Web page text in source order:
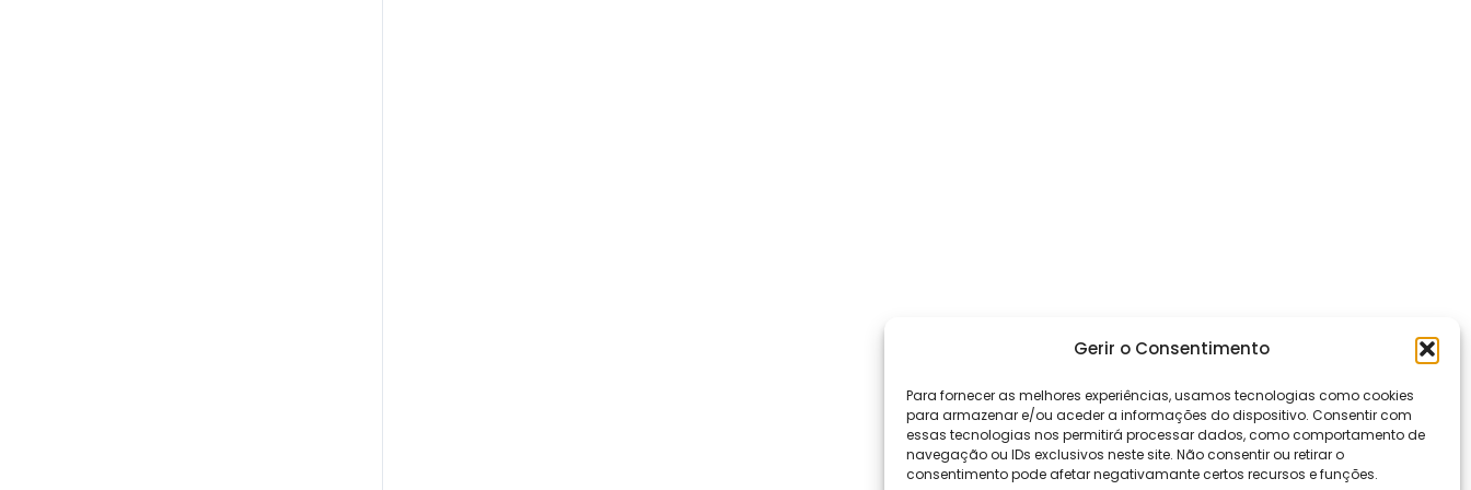
Gerir o Consentimento
Para fornecer as melhores experiências, usamos tecnologias como cookies
para armazenar e/ou aceder a informações do dispositivo. Consentir com
essas tecnologias nos permitirá processar dados, como comportamento de
navegação ou IDs exclusivos neste site. Não consentir ou retirar o
consentimento pode afetar negativamante certos recursos e funções.